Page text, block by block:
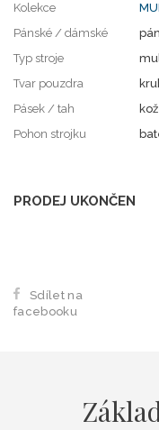
Kolekce
Pánské / dámské
Typ stroje
Tvar pouzdra
Pásek / tah
Pohon strojku
PRODEJ UKONČEN
Sdílet na
facebooku